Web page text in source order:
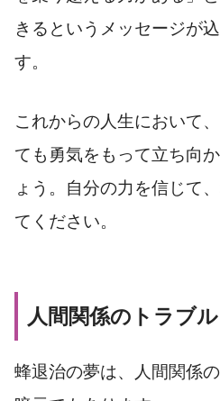
きるというメッセージが
す。
これからの人生において
ても勇気をもって立ち向
ょう。自分の力を信じて
てください。
人間関係のトラブ
蜂退治の夢は、人間関係